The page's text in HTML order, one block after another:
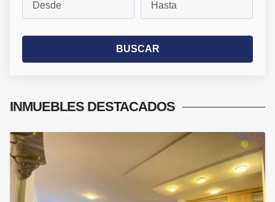
BUSCAR
INMUEBLES DESTACADOS